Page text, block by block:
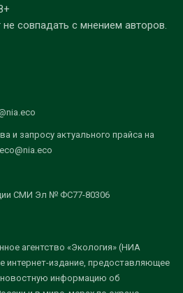
совпадать с мнением авторов.
и запросу актуального прайса на
СМИ Эл № ФС77-80306
агентство «Экология» (НИА
интернет-издание, предоставляющее
информацию об